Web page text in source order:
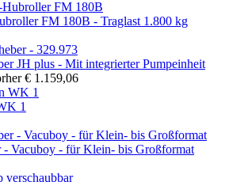
FM 180B - Traglast 1.800 kg
JH plus - Mit integrierter Pumpeinheit
€ 1.159,06
1
- Vacuboy - für Klein- bis Großformat